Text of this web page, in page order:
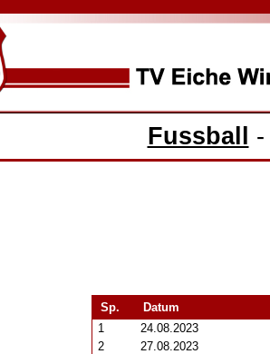
Fussball
Sp.
Datum
1
24.08.2023
2
27.08.2023